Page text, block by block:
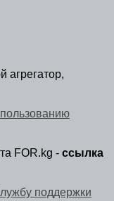
агрегатор,
FOR.kg - ссылка
поддержки